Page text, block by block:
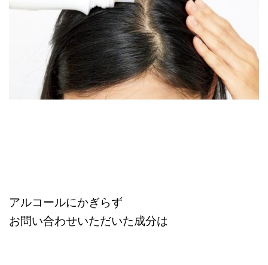
アルコールにかぎらず
お問い合わせいただいた成分は